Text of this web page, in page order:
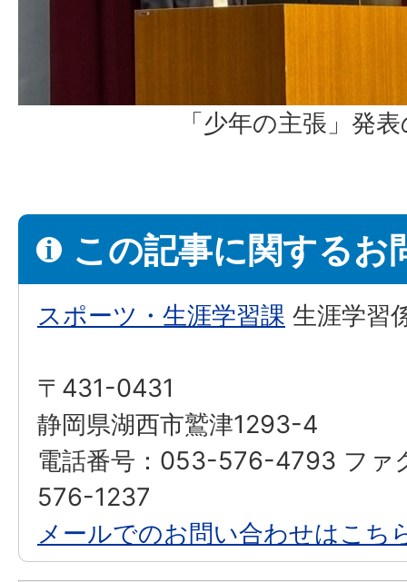
「少年の主張」発
この記事に関するお
スポーツ・生涯学習課 生涯学習
〒431-0431
静岡県湖西市鷲津1293-4
電話番号：053-576-4793 ファ
576-1237
メールでのお問い合わせはこち